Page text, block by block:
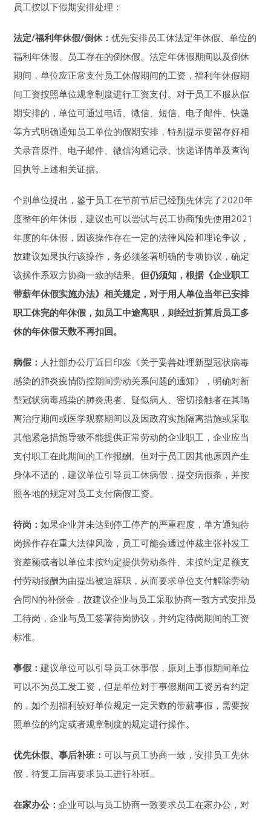
员工按以下假期安排处理：
法定/福利年休假/倒休：优先安排员工休法定年休假、单位的
福利年休假、员工存在的倒休假。法定年休假期间以及倒休
期间，单位应正常支付员工休假期间的工资，福利年休假期
间工资按照单位规章制度进行工资支付。对于员工不服从假
期安排的，单位可通过电话、微信、短信、电子邮件、快递
等方式明确通知员工单位的假期安排，特别提示要留存好相
关录音原件、电子邮件、微信沟通记录、快递详情单及查询
回执等上述相关证据。
个别单位提出，鉴于员工在节前节后已经预先休完了2020年
度整年的年休假，建议也可以尝试与员工协商预先使用2021
年度的年休假，因该操作存在一定的法律风险和理论争议，
故建议如果执行该操作，务必须签署明确的专项协议，确定
该操作系双方协商一致的结果。但仍须知，根据《企业职工
带薪年休假实施办法》相关规定，对于用人单位当年已安排
职工休完的年休假，如员工中途离职，则经过折算后员工多
休的年休假天数不再扣回。
病假： 人社部办公厅近日印发《关于妥善处理新型冠状病毒
感染的肺炎疫情防控期间劳动关系问题的通知》，明确对新
型冠状病毒感染的肺炎患者、疑似病人、密切接触者在其隔
离治疗期间或医学观察期间以及因政府实施隔离措施或采取
其他紧急措施导致不能提供正常劳动的企业职工，企业应当
支付职工在此期间的工作报酬。但对于员工因其他原因产生
身体不适的，建议单位引导员工休病假，提交病假条，并按
照各地的规定对员工支付病假工资。
待岗：如果企业并未达到停工停产的严重程度，单方通知待
岗操作存在重大法律风险，员工可能会通过仲裁主张补发工
资差额或者以单位未按约定提供劳动条件、未按约定足额支
付劳动报酬为由提出被迫辞职，从而要求单位支付解除劳动
合同N的补偿金，故建议企业与员工采取协商一致方式安排员
工待岗，企业与员工签署待岗协议，并约定待岗期间的工资
标准。
事假：建议单位可以引导员工休事假，原则上事假期间单位
可以不为员工发工资，但是单位对于事假期间工资另有约定
的，如个别福利较好单位规定一定天数的带薪事假，需要按
照单位的约定或者规章制度的规定进行操作。
优先休假、事后补班：可以与员工协商一致，安排员工先休
假，待复工后再要求员工进行补班。
在家办公：企业可以与员工协商一致要求员工在家办公，对